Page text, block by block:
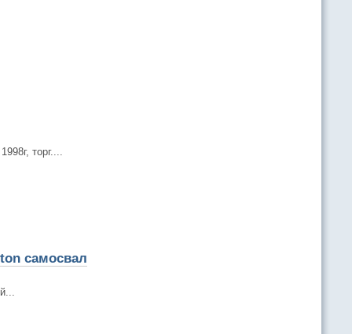
торг....
самосвал